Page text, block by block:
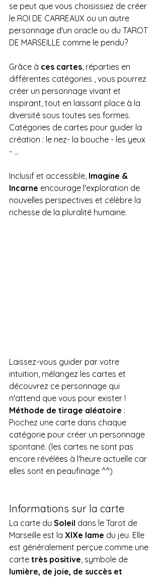
se peut que vous choisissiez de créer
le ROI DE CARREAUX ou un autre
personnage d'un oracle ou du TAROT
DE MARSEILLE comme le pendu?
Grâce à ces cartes , réparties en
différentes catégories , vous pourrez
créer un personnage vivant et
inspirant, tout en laissant place à la
diversité sous toutes ses formes.
Catégories de cartes pour guider la
création : le nez- la bouche - les yeux
- ...
Inclusif et accessible, Imagine &
Incarne encourage l'exploration de
nouvelles perspectives et célèbre la
richesse de la pluralité humaine.
Laissez-vous guider par votre
intuition, mélangez les cartes et
découvrez ce personnage qui
n'attend que vous pour exister !
Méthode de tirage aléatoire :
Piochez une carte dans chaque
catégorie pour créer un personnage
spontané. (les cartes ne sont pas
encore révélées à l'heure actuelle car
elles sont en peaufinage ^^)
Informations sur la carte
La carte du Soleil dans le Tarot de
Marseille est la XIXe lame du jeu. Elle
est généralement perçue comme une
carte très positive, symbole de
lumière, de joie, de succès et